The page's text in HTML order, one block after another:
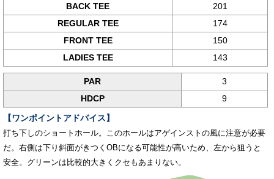
BACK TEE
201
REGULAR TEE
174
FRONT TEE
150
LADIES TEE
143
PAR
3
HDCP
9
【ワンポイントアドバイス】
打ち下しのショートホール。このホールはアゲインストの風に注意が必要
だ。右側は下り斜面がきつくOBになる可能性が高いため、左から狙うと
安全。グリーンは比較的大きくクセもあまりない。